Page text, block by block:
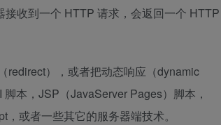
收到一个 HTTP 请求，会返回一个 HTTP
redirect），或者把动态响应（dynamic
本，JSP（JavaServer Pages）脚本，
或者一些其它的服务器端技术。